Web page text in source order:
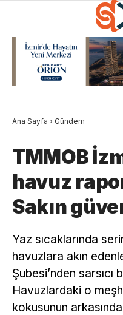
Ana Sayfa › Gündem
TMMOB
havuz
Sakın
Yaz sıcaklarında
havuzlara akın
Şubesi’nden sarsıcı
Havuzlardaki o
kokusunun